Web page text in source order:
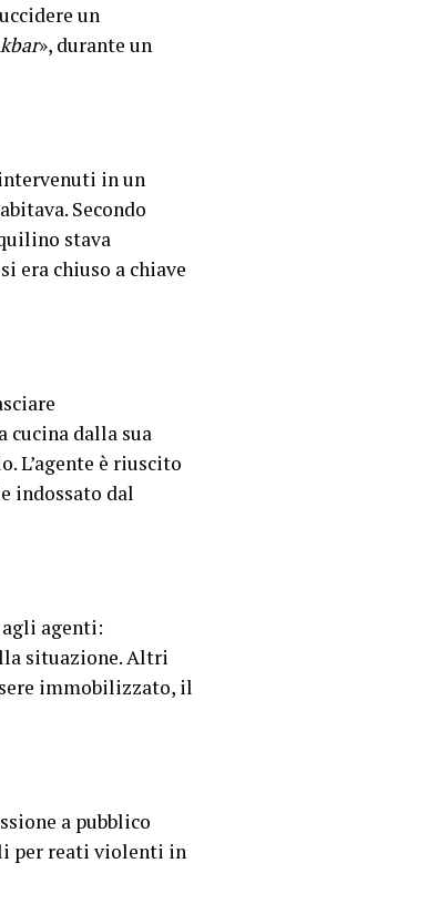
un
», durante un
in un
Secondo
stava
era chiuso a chiave
cucina dalla sua
L’agente è riuscito
indossato dal
agenti:
situazione. Altri
immobilizzato, il
a pubblico
per reati violenti in